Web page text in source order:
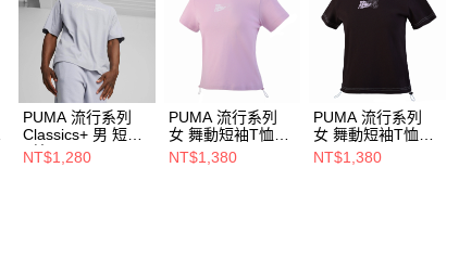
PUMA 流行系列
Classics+ 男 短袖
T恤 62427263
NT$1,280
PUMA 流行系列
女 舞動短袖T恤
62686560
NT$1,380
PUMA 流行系列
女 舞動短袖T恤
62686501
NT$1,380